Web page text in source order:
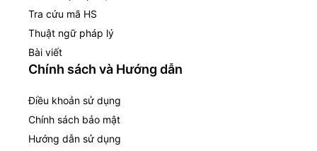
Tra cứu mã HS
Thuật ngữ pháp lý
Bài viết
Chính sách và Hướng dẫn
Điều khoản sử dụng
Chính sách bảo mật
Hướng dẫn sử dụng